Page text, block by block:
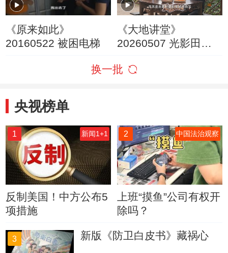
《原来如此》
20160522 被困电梯
《大地讲堂》
20260507 光影田园
6
换一批
央视榜单
1 新闻1+1
反制美国！中方公布5
项措施
2 中国法治观察
上班“摸鱼”公司有权开
除吗？
3 新版《防卫白皮书》藏祸心